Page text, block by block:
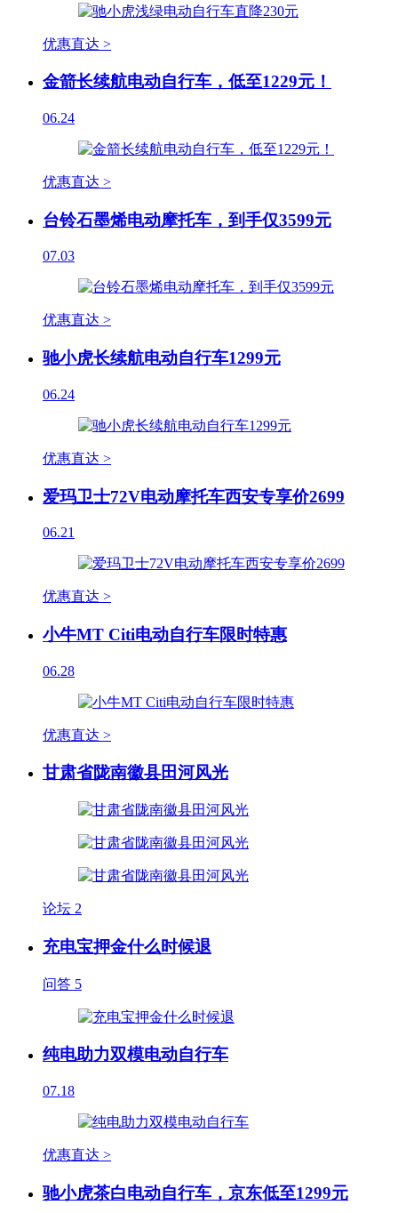
优惠直达 >
金箭长续航电动自行车，低至1229元！
06.24
优惠直达 >
台铃石墨烯电动摩托车，到手仅3599元
07.03
优惠直达 >
驰小虎长续航电动自行车1299元
06.24
优惠直达 >
爱玛卫士72V电动摩托车西安专享价2699
06.21
优惠直达 >
小牛MT Citi电动自行车限时特惠
06.28
优惠直达 >
甘肃省陇南徽县田河风光
论坛 2
充电宝押金什么时候退
问答 5
纯电助力双模电动自行车
07.18
优惠直达 >
驰小虎茶白电动自行车，京东低至1299元